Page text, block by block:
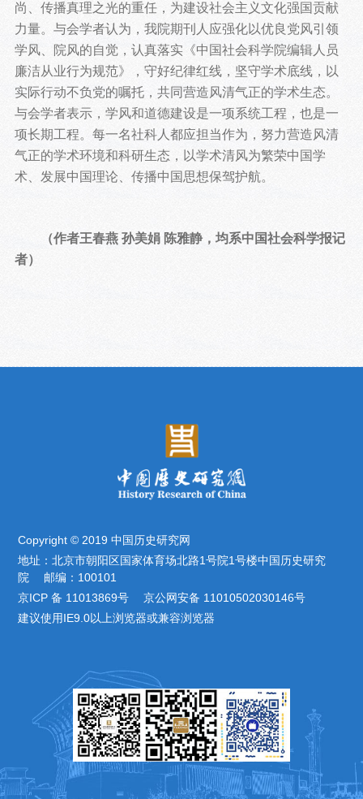
尚、传播真理之光的重任，为建设社会主义文化强国贡献
力量。与会学者认为，我院期刊人应强化以优良党风引领
学风、院风的自觉，认真落实《中国社会科学院编辑人员
廉洁从业行为规范》，守好纪律红线，坚守学术底线，以
实际行动不负党的嘱托，共同营造风清气正的学术生态。
与会学者表示，学风和道德建设是一项系统工程，也是一
项长期工程。每一名社科人都应担当作为，努力营造风清
气正的学术环境和科研生态，以学术清风为繁荣中国学
术、发展中国理论、传播中国思想保驾护航。
（作者王春燕 孙美娟 陈雅静，均系中国社会科学报记
者）
Copyright © 2019 中国历史研究网
地址：北京市朝阳区国家体育场北路1号院1号楼中国历史研究
院 邮编：100101
京ICP 备 11013869号 京公网安备 11010502030146号
建议使用IE9.0以上浏览器或兼容浏览器